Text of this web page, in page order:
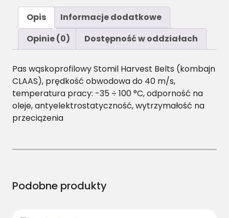
P
/
H
-
1
8
s
Opis
Informacje dodatkowe
Opinie (0)
Dostępność w oddziałach
Pas wąskoprofilowy Stomil Harvest Belts (kombajn
CLAAS), prędkość obwodowa do 40 m/s,
temperatura pracy: -35 ÷ 100 °C, odporność na
oleje, antyelektrostatyczność, wytrzymałość na
przeciążenia
Podobne produkty